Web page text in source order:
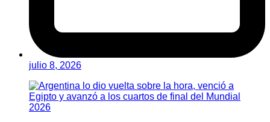
julio 8, 2026